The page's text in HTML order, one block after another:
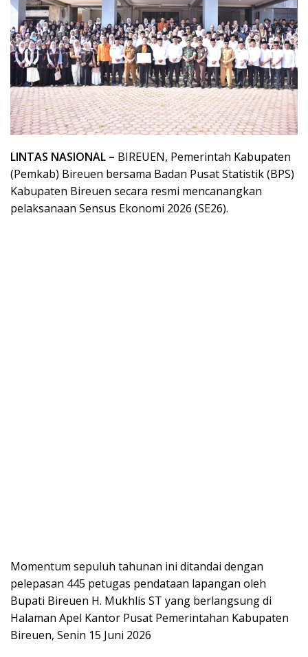
LINTAS NASIONAL – ​ BIREUEN, Pemerintah Kabupaten
(Pemkab) Bireuen bersama Badan Pusat Statistik (BPS)
Kabupaten Bireuen secara resmi mencanangkan
pelaksanaan Sensus Ekonomi 2026 (SE26).
Momentum sepuluh tahunan ini ditandai dengan
pelepasan 445 petugas pendataan lapangan oleh
Bupati Bireuen H. Mukhlis ST yang berlangsung di
Halaman Apel Kantor Pusat Pemerintahan Kabupaten
Bireuen, Senin 15 Juni 2026